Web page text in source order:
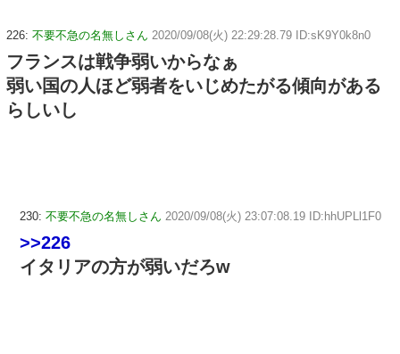
226: 不要不急の名無しさん 2020/09/08(火) 22:29:28.79 ID:sK9Y0k8n0
フランスは戦争弱いからなぁ
弱い国の人ほど弱者をいじめたがる傾向がある
らしいし
230: 不要不急の名無しさん 2020/09/08(火) 23:07:08.19 ID:hhUPLl1F0
>>226
イタリアの方が弱いだろw